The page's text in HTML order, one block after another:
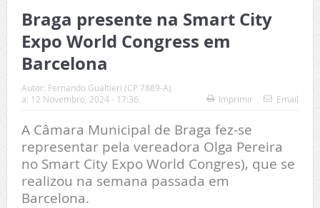
Braga presente na Smart City
Expo World Congress em
Barcelona
Autor: Fernando Gualtieri (CP 7889-A)
a: 12 Novembro, 2024 - 17:36 Imprimir Email
A Câmara Municipal de Braga fez-se
representar pela vereadora Olga Pereira
no Smart City Expo World Congres), que se
realizou na semana passada em
Barcelona.